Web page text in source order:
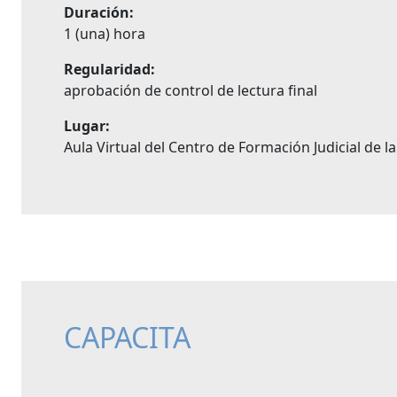
Duración:
1 (una) hora
Regularidad:
aprobación de control de lectura final
Lugar:
Aula Virtual del Centro de Formación Judicial de la
CAPACITA